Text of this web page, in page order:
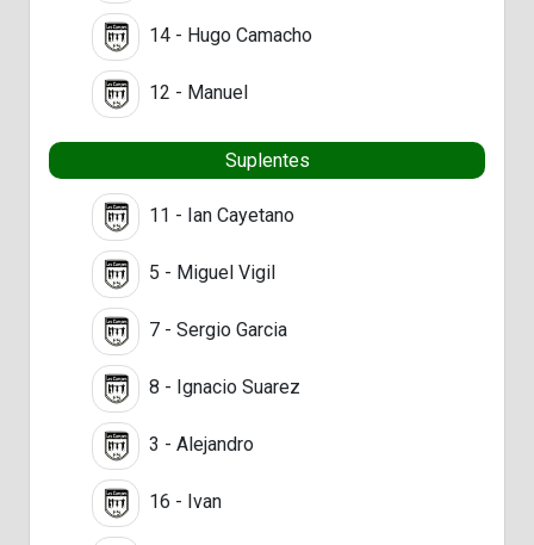
14 - Hugo Camacho
12 - Manuel
Suplentes
11 - Ian Cayetano
5 - Miguel Vigil
7 - Sergio Garcia
8 - Ignacio Suarez
3 - Alejandro
16 - Ivan